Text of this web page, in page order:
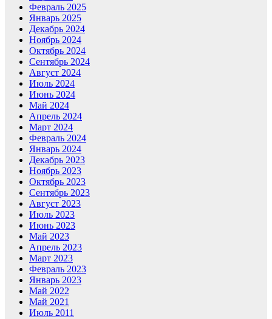
Февраль 2025
Январь 2025
Декабрь 2024
Ноябрь 2024
Октябрь 2024
Сентябрь 2024
Август 2024
Июль 2024
Июнь 2024
Май 2024
Апрель 2024
Март 2024
Февраль 2024
Январь 2024
Декабрь 2023
Ноябрь 2023
Октябрь 2023
Сентябрь 2023
Август 2023
Июль 2023
Июнь 2023
Май 2023
Апрель 2023
Март 2023
Февраль 2023
Январь 2023
Май 2022
Май 2021
Июль 2011